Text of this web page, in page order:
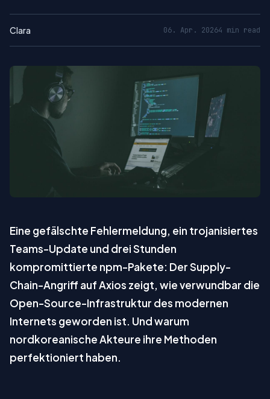
Clara 06. Apr. 20264 min read
Eine gefälschte Fehlermeldung, ein trojanisiertes
Teams-Update und drei Stunden
kompromittierte npm-Pakete: Der Supply-
Chain-Angriff auf Axios zeigt, wie verwundbar die
Open-Source-Infrastruktur des modernen
Internets geworden ist. Und warum
nordkoreanische Akteure ihre Methoden
perfektioniert haben.